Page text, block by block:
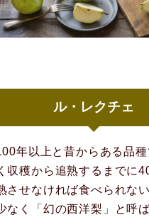
ル・レクチェ
年以上と昔からある品
収穫から追熟するまでに
させなければ食べられな
なく「幻の西洋梨」と呼